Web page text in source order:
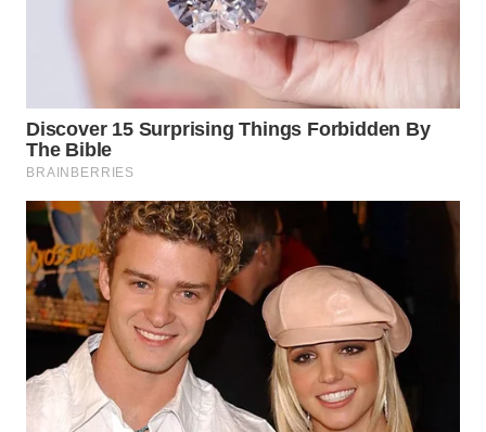
WN
LANGKAT
WN
TAPANULI
SELATAN
WN
TANJUNG
LESUNG